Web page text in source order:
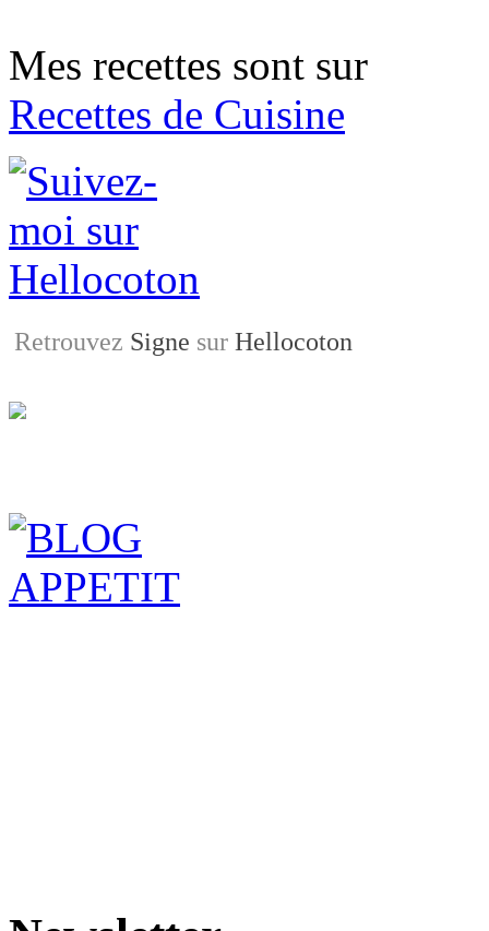
Mes recettes sont sur
Recettes de Cuisine
Retrouvez Signe sur Hellocoton